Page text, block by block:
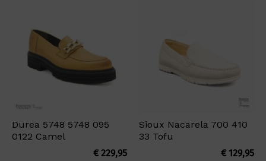
Durea 5748 5748 095
0122 Camel
€229,95
Sioux Nacarela 700 410
33 Tofu
€129,95